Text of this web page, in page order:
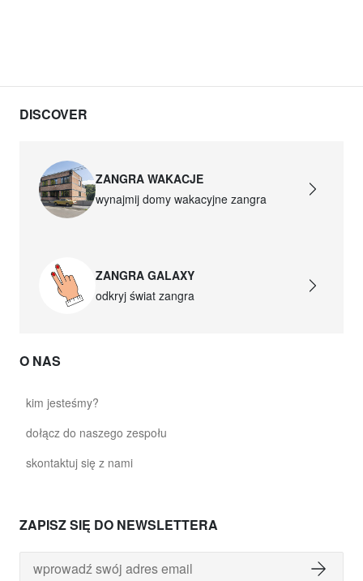
DISCOVER
ZANGRA WAKACJE
wynajmij domy wakacyjne zangra
ZANGRA GALAXY
odkryj świat zangra
O NAS
kim jesteśmy?
dołącz do naszego zespołu
skontaktuj się z nami
ZAPISZ SIĘ DO NEWSLETTERA